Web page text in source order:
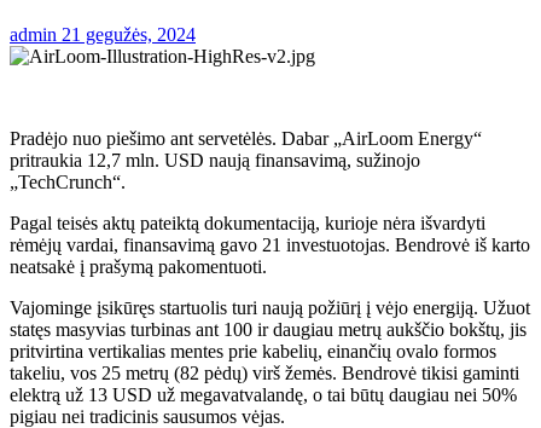
admin 21 gegužės, 2024
Pradėjo nuo piešimo ant servetėlės. Dabar „AirLoom Energy“
pritraukia 12,7 mln. USD naują finansavimą, sužinojo
„TechCrunch“.
Pagal teisės aktų pateiktą dokumentaciją, kurioje nėra išvardyti
rėmėjų vardai, finansavimą gavo 21 investuotojas. Bendrovė iš karto
neatsakė į prašymą pakomentuoti.
Vajominge įsikūręs startuolis turi naują požiūrį į vėjo energiją. Užuot
statęs masyvias turbinas ant 100 ir daugiau metrų aukščio bokštų, jis
pritvirtina vertikalias mentes prie kabelių, einančių ovalo formos
takeliu, vos 25 metrų (82 pėdų) virš žemės. Bendrovė tikisi gaminti
elektrą už 13 USD už megavatvalandę, o tai būtų daugiau nei 50%
pigiau nei tradicinis sausumos vėjas.